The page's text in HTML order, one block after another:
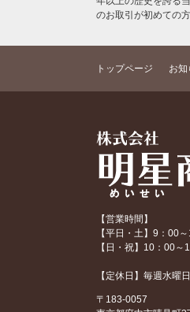
のお取引が初めての
トップページ お知
【営業時間】
【平日・土】9：00
【日・祝】10：00～
【定休日】毎週水曜日
〒183-0057